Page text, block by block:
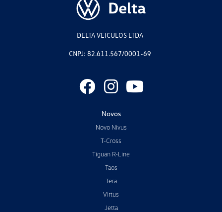
DELTA VEICULOS LTDA
CNPJ: 82.611.567/0001-69
Novos
Novo Nivus
T-Cross
Tiguan R-Line
Taos
Tera
Virtus
Jetta